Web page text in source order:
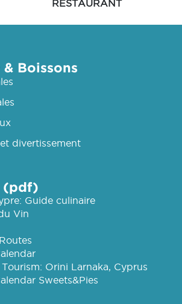
RESTAURANT
Boissons
divertissement
(pdf)
Guide culinaire
Vin
Orini Larnaka, Cyprus
Sweets&Pies